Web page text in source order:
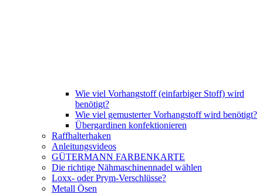
Wie viel Vorhangstoff (einfarbiger Stoff) wird
benötigt?
Wie viel gemusterter Vorhangstoff wird benötigt?
Übergardinen konfektionieren
Raffhalterhaken
Anleitungsvideos
GÜTERMANN FARBENKARTE
Die richtige Nähmaschinennadel wählen
Loxx- oder Prym-Verschlüsse?
Metall Ösen